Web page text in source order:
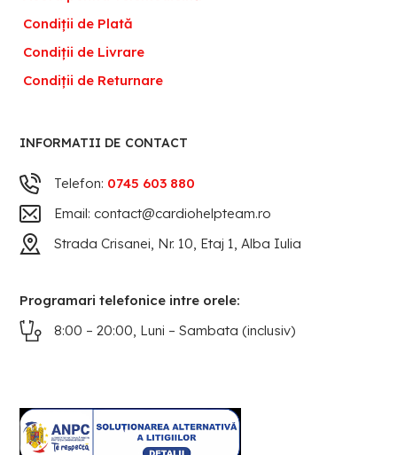
Condiții de Plată
Condiții de Livrare
Condiții de Returnare
INFORMATII DE CONTACT
Telefon: 0745 603 880
Email: contact@cardiohelpteam.ro
Strada Crisanei, Nr. 10, Etaj 1, Alba Iulia
Programari telefonice intre orele:
8:00 – 20:00, Luni – Sambata (inclusiv)